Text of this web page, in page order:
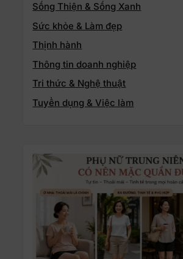
Sống Thiện & Sống Xanh
Sức khỏe & Làm đẹp
Thịnh hành
Thông tin doanh nghiệp
Tri thức & Nghệ thuật
Tuyển dụng & Việc làm